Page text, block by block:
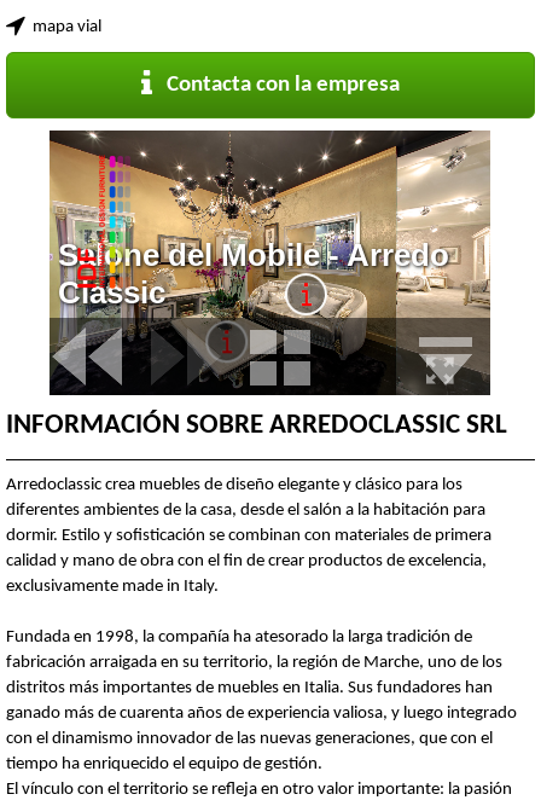
mapa vial
Contacta con la empresa
INFORMACIÓN SOBRE ARREDOCLASSIC SRL
Arredoclassic crea muebles de diseño elegante y clásico para los
diferentes ambientes de la casa, desde el salón a la habitación para
dormir. Estilo y sofisticación se combinan con materiales de primera
calidad y mano de obra con el fin de crear productos de excelencia,
exclusivamente made in Italy.
Fundada en 1998, la compañía ha atesorado la larga tradición de
fabricación arraigada en su territorio, la región de Marche, uno de los
distritos más importantes de muebles en Italia. Sus fundadores han
ganado más de cuarenta años de experiencia valiosa, y luego integrado
con el dinamismo innovador de las nuevas generaciones, que con el
tiempo ha enriquecido el equipo de gestión.
El vínculo con el territorio se refleja en otro valor importante: la pasión